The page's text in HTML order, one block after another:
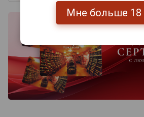
Мне больше 18